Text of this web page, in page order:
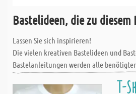
Bastelideen, die zu diesem
Lassen Sie sich inspirieren!
Die vielen kreativen Bastelideen und
Bastelanleitungen werden alle
T-